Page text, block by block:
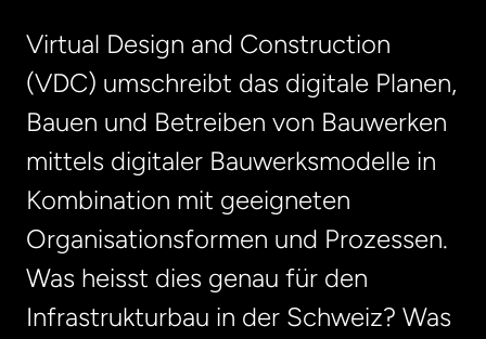
Virtual Design and Construction
(VDC) umschreibt das digitale Planen,
Bauen und Betreiben von Bauwerken
mittels digitaler Bauwerksmodelle in
Kombination mit geeigneten
Organisationsformen und Prozessen.
Was heisst dies genau für den
Infrastrukturbau in der Schweiz? Was